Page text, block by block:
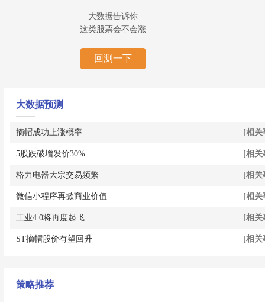
大数据告诉你
这类股票会不会涨
回测一下
大数据预测
摘帽成功上涨概率 [相关
5股跌破增发价30% [相关
格力电器大宗交易频繁 [相关
微信小程序再掀商业价值 [相关
工业4.0将再度起飞 [相关
ST摘帽股价有望回升 [相关
策略推荐